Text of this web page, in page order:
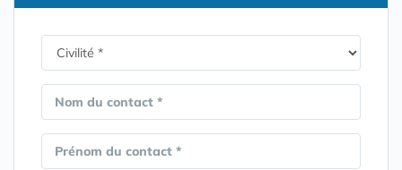
Nom du contact *
Prénom du contact *